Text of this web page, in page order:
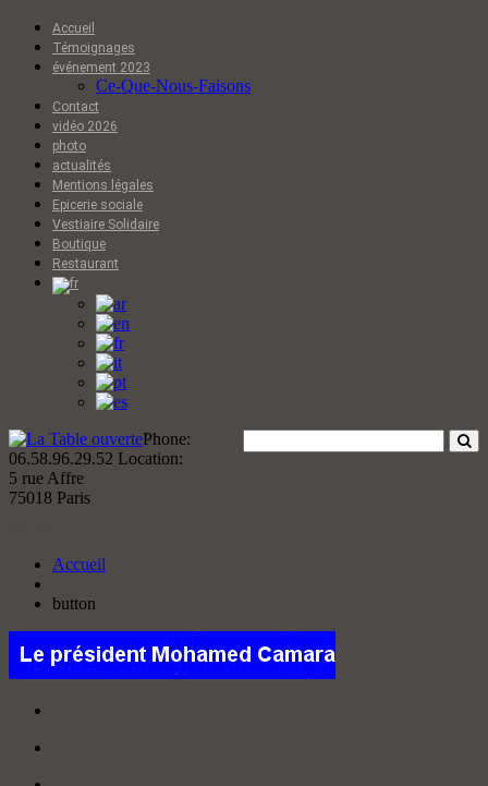
Accueil
Témoignages
événement 2023
Ce-Que-Nous-Faisons
Contact
vidéo 2026
photo
actualités
Mentions légales
Epicerie sociale
Vestiaire Solidaire
Boutique
Restaurant
Phone:
06.58.96.29.52 Location:
5 rue Affre
75018 Paris
Accueil
button